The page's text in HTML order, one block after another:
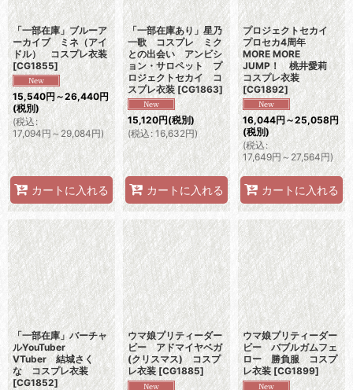
「一部在庫」ブルーア
ーカイブ ミネ（アイ
ドル） コスプレ衣装
[CG1855]
15,540円～26,440円
(税別)
(税込:
17,094円～29,084円)
カートに入れる
「一部在庫あり」星乃
一歌 コスプレ ミク
との出会い アンビシ
ョン・サロペット プ
ロジェクトセカイ コ
スプレ衣装 [CG1863]
15,120円(税別)
(税込 : 16,632円)
カートに入れる
プロジェクトセカイ
プロセカ4周年
MORE MORE
JUMP！ 桃井愛莉
コスプレ衣装
[CG1892]
16,044円～25,058円
(税別)
(税込:
17,649円～27,564円)
カートに入れる
「一部在庫」バーチャ
ルYouTuber
VTuber 結城さく
な コスプレ衣装
[CG1852]
ウマ娘プリティーダー
ビー アドマイヤベガ
(クリスマス) コスプ
レ衣装 [CG1885]
ウマ娘プリティーダー
ビー バブルガムフェ
ロー 勝負服 コスプ
レ衣装 [CG1899]